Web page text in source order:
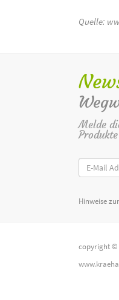
Quelle:
Melde
Hinweise
copyright ©